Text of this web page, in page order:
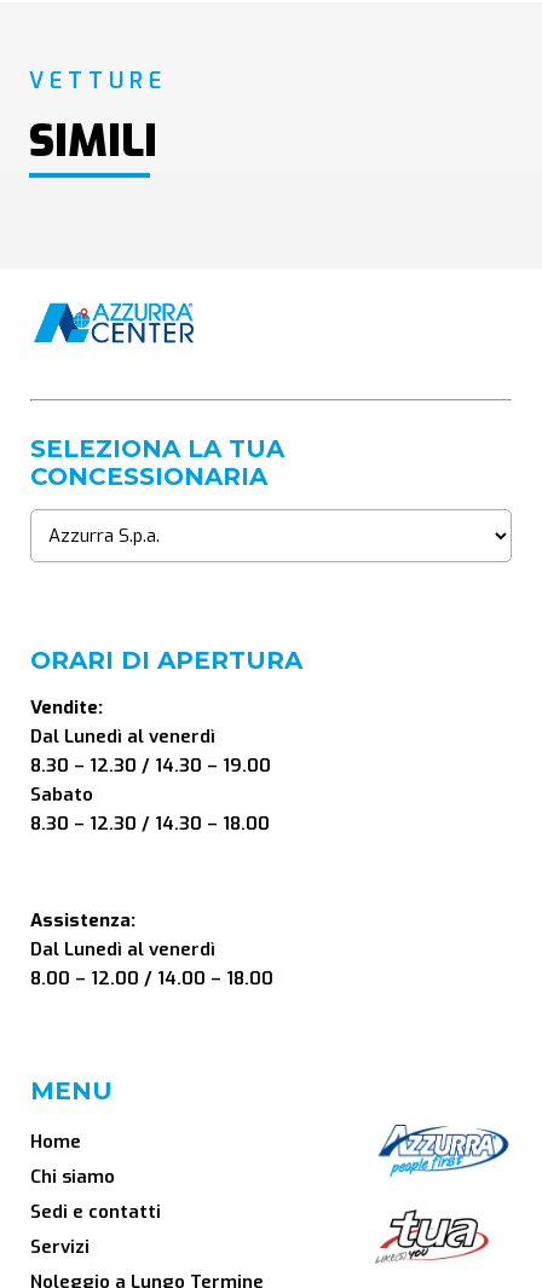
VETTURE
SIMILI
SELEZIONA LA TUA
CONCESSIONARIA
ORARI DI APERTURA
Vendite:
Dal Lunedì al venerdì
8.30 – 12.30 / 14.30 – 19.00
Sabato
8.30 – 12.30 / 14.30 – 18.00
Assistenza:
Dal Lunedì al venerdì
8.00 – 12.00 / 14.00 – 18.00
MENU
Home
Chi siamo
Sedi e contatti
Servizi
Noleggio a Lungo Termine